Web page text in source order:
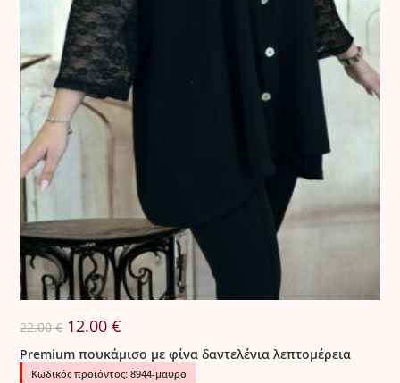
22.00€ Original
price
was:
22.00 €.
12.00€
τιμή
είναι:
12.00 €.
Premium πουκάμισο με φίνα δαντελένια λεπτομέρεια
Κωδικός προϊόντος: 8944-μαυρο